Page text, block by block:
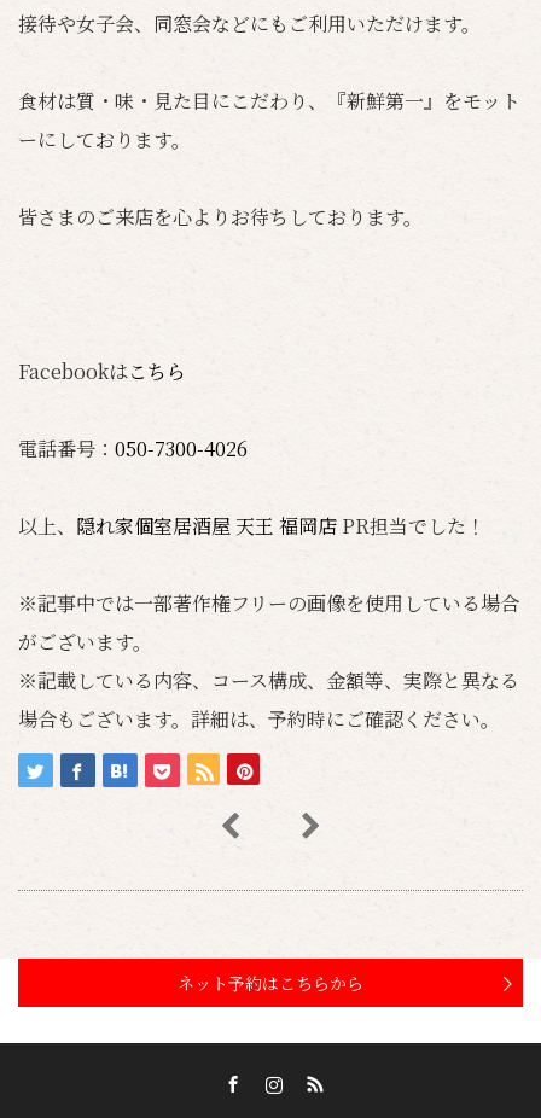
接待や女子会、同窓会などにもご利用いただけます。
食材は質・味・見た目にこだわり、『新鮮第一』をモット
ーにしております。
皆さまのご来店を心よりお待ちしております。
Facebookはこちら
電話番号： 050-7300-4026
以上、 隠れ家個室居酒屋 天王 福岡店 PR担当でした！
※記事中では一部著作権フリーの画像を使用している場合
がございます。
※記載している内容、コース構成、金額等、実際と異なる
場合もございます。詳細は、予約時にご確認ください。
ネット予約はこちらから